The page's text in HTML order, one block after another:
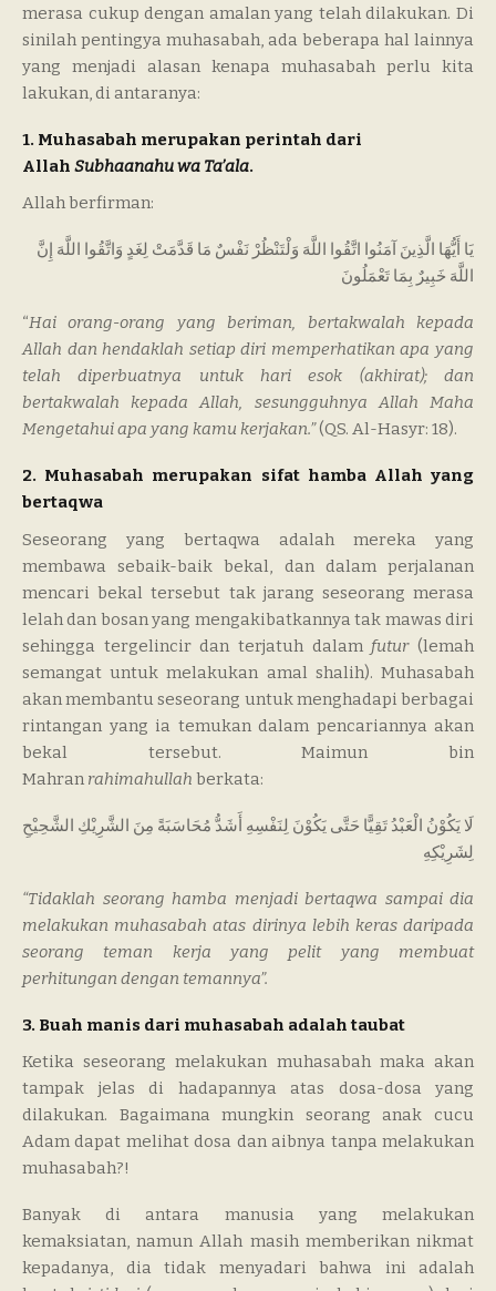
merasa cukup dengan amalan yang telah dilakukan. Di
sinilah pentingya muhasabah, ada beberapa hal lainnya
yang menjadi alasan kenapa muhasabah perlu kita
lakukan, di antaranya:
1. Muhasabah merupakan perintah dari
Allah Subhaanahu wa Ta’ala.
Allah berfirman:
يَا أَيُّهَا الَّذِينَ آمَنُوا اتَّقُوا اللَّهَ وَلْتَنْظُرْ نَفْسٌ مَا قَدَّمَتْ لِغَدٍ وَاتَّقُوا اللَّهَ إِنَّ
اللَّهَ خَبِيرٌ بِمَا تَعْمَلُونَ
“Hai orang-orang yang beriman, bertakwalah kepada
Allah dan hendaklah setiap diri memperhatikan apa yang
telah diperbuatnya untuk hari esok (akhirat); dan
bertakwalah kepada Allah, sesungguhnya Allah Maha
Mengetahui apa yang kamu kerjakan.”(QS. Al-Hasyr: 18).
2. Muhasabah merupakan sifat hamba Allah yang
bertaqwa
Seseorang yang bertaqwa adalah mereka yang
membawa sebaik-baik bekal, dan dalam perjalanan
mencari bekal tersebut tak jarang seseorang merasa
lelah dan bosan yang mengakibatkannya tak mawas diri
sehingga tergelincir dan terjatuh dalam futur(lemah
semangat untuk melakukan amal shalih). Muhasabah
akan membantu seseorang untuk menghadapi berbagai
rintangan yang ia temukan dalam pencariannya akan
bekal tersebut. Maimun bin
Mahran rahimahullah berkata:
لَا يَكُوْنُ الْعَبْدُ تَقِيًّا حَتَّى يَكُوْنَ لِنَفْسِهِ أَشَدُّ مُحَاسَبَةً مِنَ الشَّرِيْكِ الشَّحِيْحِ
لِشَرِيْكِهِ
“Tidaklah seorang hamba menjadi bertaqwa sampai dia
melakukan muhasabah atas dirinya lebih keras daripada
seorang teman kerja yang pelit yang membuat
perhitungan dengan temannya”.
3. Buah manis dari muhasabah adalah taubat
Ketika seseorang melakukan muhasabah maka akan
tampak jelas di hadapannya atas dosa-dosa yang
dilakukan. Bagaimana mungkin seorang anak cucu
Adam dapat melihat dosa dan aibnya tanpa melakukan
muhasabah?!
Banyak di antara manusia yang melakukan
kemaksiatan, namun Allah masih memberikan nikmat
kepadanya, dia tidak menyadari bahwa ini adalah